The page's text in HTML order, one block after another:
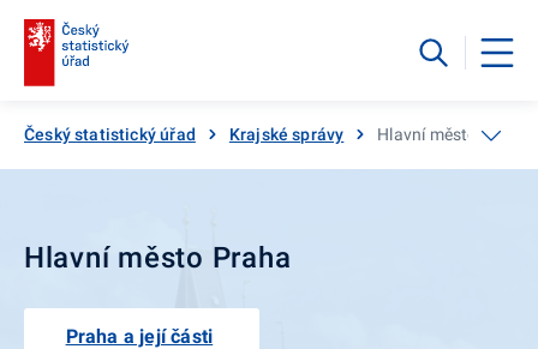
Český statistický úřad Krajské správy Hlavní město Praha
Hlavní město Praha
Praha a její části